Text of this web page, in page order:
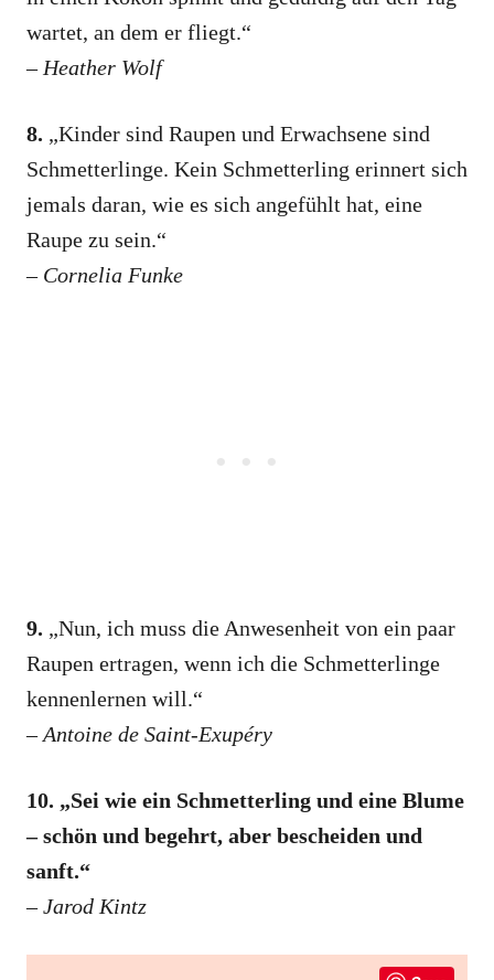
wartet, an dem er fliegt.“
– Heather Wolf
8. „Kinder sind Raupen und Erwachsene sind
Schmetterlinge. Kein Schmetterling erinnert sich
jemals daran, wie es sich angefühlt hat, eine
Raupe zu sein.“
– Cornelia Funke
9. „Nun, ich muss die Anwesenheit von ein paar
Raupen ertragen, wenn ich die Schmetterlinge
kennenlernen will.“
–Antoine de Saint-Exupéry
10. „Sei wie ein Schmetterling und eine Blume
– schön und begehrt, aber bescheiden und
sanft.“
–Jarod Kintz